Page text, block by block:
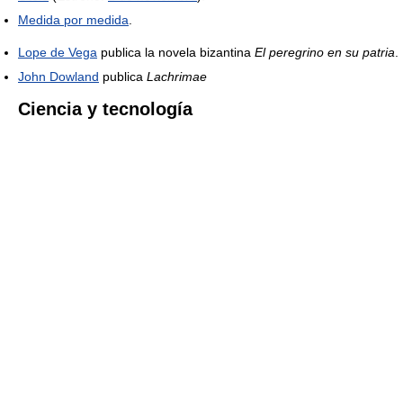
Medida por medida
Lope de Vega publica la novela bizantina El peregrino en su patria
John Dowland publica Lachrimae
Ciencia y tecnología